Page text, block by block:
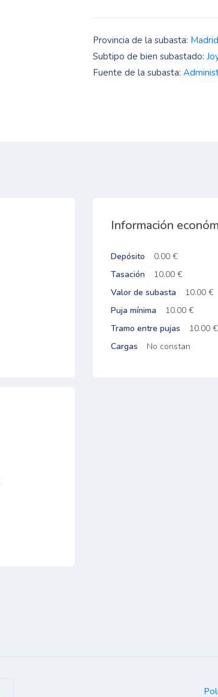
Provincia de la subasta: Madrid
Subtipo de bien subastado:
Fuente de la subasta:
Información
Depósito
0.00 €
Tasación
10.00 €
Valor de subasta
10.00 €
Puja mínima
10.00 €
Tramo entre pujas
10.00 €
Cargas
No constan